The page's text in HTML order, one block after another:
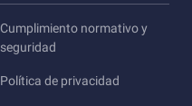
Cumplimiento normativo y
seguridad
Política de privacidad